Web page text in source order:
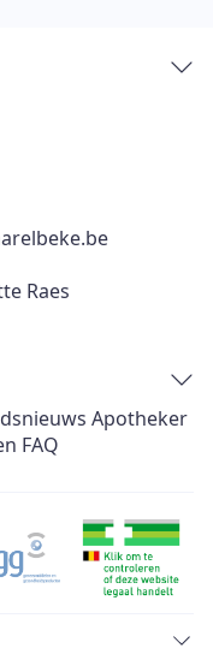
Raes
Apotheker
FAQ